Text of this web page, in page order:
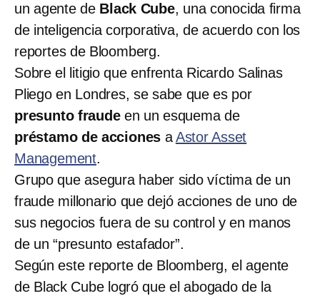
un agente de Black Cube, una conocida firma
de inteligencia corporativa, de acuerdo con los
reportes de Bloomberg.
Sobre el litigio que enfrenta Ricardo Salinas
Pliego en Londres, se sabe que es por
presunto fraudeen un esquema de
préstamo de acciones aAstor Asset
Management.
Grupo que asegura haber sido víctima de un
fraude millonario que dejó acciones de uno de
sus negocios fuera de su control y en manos
de un “presunto estafador”.
Según este reporte de Bloomberg, el agente
de Black Cube logró que el abogado de la